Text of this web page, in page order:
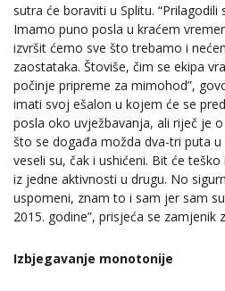
sutra će boraviti u Splitu.
Imamo puno posla u kraćem
izvršit ćemo sve što trebamo i
zaostataka. Štoviše, čim se ekipa
počinje pripreme za mimohod”,
imati svoj ešalon u kojem će se
posla oko uvježbavanja, ali riječ je
što se događa možda dva-tri puta u
veseli su, čak i ushićeni. Bit će
iz jedne aktivnosti u drugu. No
uspomeni, znam to i sam jer sam
2015. godine”, prisjeća se zamjenik
Izbjegavanje monotonije